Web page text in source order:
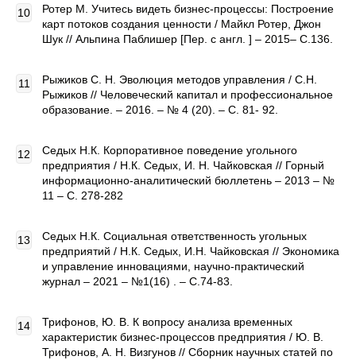
Ротер М. Учитесь видеть бизнес-процессы: Построение
карт потоков создания ценности / Майкл Ротер, Джон
Шук // Альпина Паблишер [Пер. с англ. ] – 2015– С.136.
Рыжиков С. Н. Эволюция методов управления / С.Н.
Рыжиков // Человеческий капитал и профессиональное
образование. – 2016. – № 4 (20). – С. 81- 92.
Седых Н.К. Корпоративное поведение угольного
предприятия / Н.К. Седых, И. Н. Чайковская // Горный
информационно-аналитический бюллетень – 2013 – №
11 – С. 278-282
Седых Н.К. Социальная ответственность угольных
предприятий / Н.К. Седых, И.Н. Чайковская // Экономика
и управление инновациями, научно-практический
журнал – 2021 – №1(16) . – С.74-83.
Трифонов, Ю. В. К вопросу анализа временных
характеристик бизнес-процессов предприятия / Ю. В.
Трифонов, А. Н. Визгунов // Сборник научных статей по